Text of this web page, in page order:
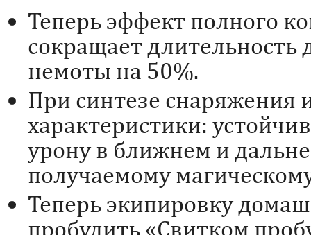
Теперь эффект полного
сокращает длительность
немоты на 50%.
При синтезе
характеристики:
урону в ближнем и
получаемому
Теперь экипировку
пробудить «Свитком